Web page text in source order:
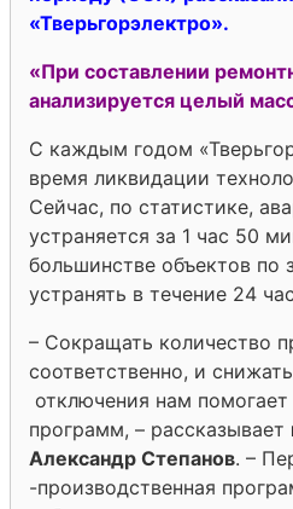
«Тверьгорэлектро».
«При составлении
анализируется целый
С каждым годом
время ликвидации
Сейчас, по статистике,
устраняется за 1 час 50
большинстве объектов по
устранять в течение 24
– Сокращать количество
соответственно, и
отключения нам
программ, – рассказывает
Александр Степанов. –
-производственная